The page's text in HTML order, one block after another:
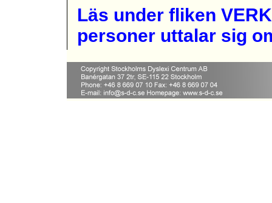
Läs under fliken
personer uttalar sig